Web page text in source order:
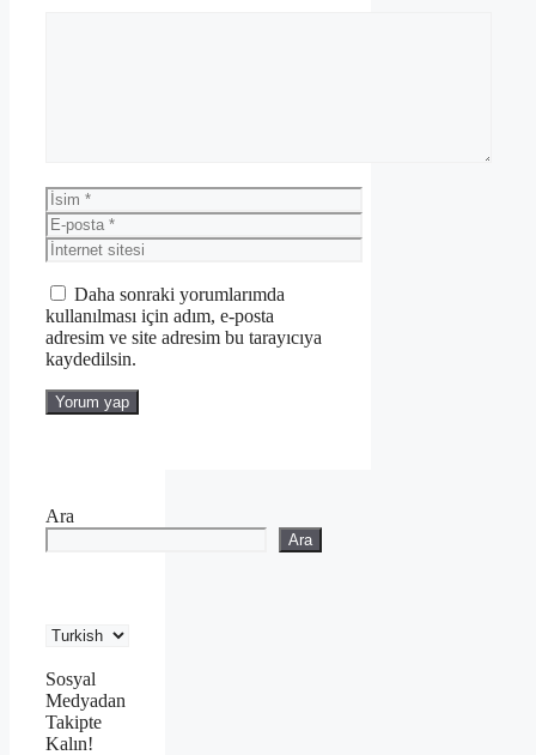
İsim
E-
posta
İnternet
sitesi
Daha sonraki yorumlarımda
kullanılması için adım, e-posta
adresim ve site adresim bu tarayıcıya
kaydedilsin.
Ara
Ara
Sosyal
Medyadan
Takipte
Kalın!